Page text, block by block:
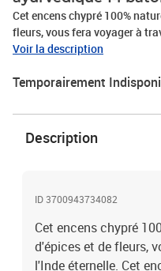
Cet encens chypré 100%
fleurs, vous fera voyager à
représente une facette de la
en œuvre selon la méthode
et positivant. Etui de 20
combustion Le tube de 14
de dévoiler et découvrir les
Voir la description
Temporairement
Description
ID 3700943734082
Cet encens chypré
d'épices et de fleurs,
l'Inde éternelle. Cet